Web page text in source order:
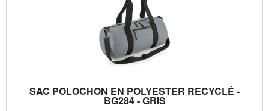
SAC POLOCHON EN POLYESTER RECYCLÉ -
BG284 - GRIS